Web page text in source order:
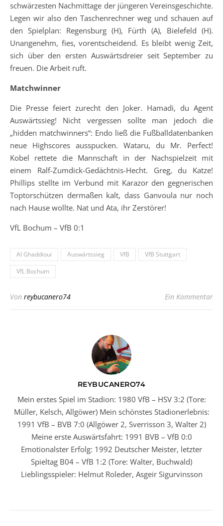
schwärzesten Nachmittage der jüngeren Vereinsgeschichte.
Legen wir also den Taschenrechner weg und schauen auf
den Spielplan: Regensburg (H), Fürth (A), Bielefeld (H).
Unangenehm, fies, vorentscheidend. Es bleibt wenig Zeit,
sich über den ersten Auswärtsdreier seit September zu
freuen. Die Arbeit ruft.
Matchwinner
Die Presse feiert zurecht den Joker. Hamadi, du Agent
Auswärtssieg! Nicht vergessen sollte man jedoch die
„hidden matchwinners“: Endo ließ die Fußballdatenbanken
neue Highscores ausspucken. Wataru, du Mr. Perfect!
Kobel rettete die Mannschaft in der Nachspielzeit mit
einem Ralf-Zumdick-Gedächtnis-Hecht. Greg, du Katze!
Phillips stellte im Verbund mit Karazor den gegnerischen
Toptorschützen dermaßen kalt, dass Ganvoula nur noch
nach Hause wollte. Nat und Ata, ihr Zerstörer!
VfL Bochum – VfB 0:1
Al Ghaddioui Auswärtssieg VfB
VfB Stuttgart
VfL Bochum
Von reybucanero74 Ein Kommentar
REYBUCANERO74
Mein erstes Spiel im Stadion: 1980 VfB – HSV 3:2 (Tore:
Müller, Kelsch, Allgöwer) Mein schönstes Stadionerlebnis:
1991 VfB – BVB 7:0 (Allgöwer 2, Sverrisson 3, Walter 2)
Meine erste Auswärtsfahrt: 1991 BVB – VfB 0:0
Emotionalster Erfolg: 1992 Deutscher Meister, letzter
Spieltag B04 – VfB 1:2 (Tore: Walter, Buchwald)
Lieblingsspieler: Helmut Roleder, Asgeir Sigurvinsson